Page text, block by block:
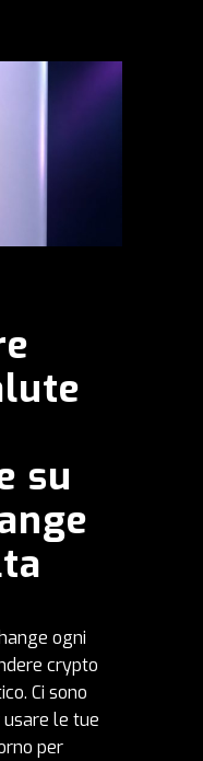
su
ogni
crypto
Ci sono
le tue
per